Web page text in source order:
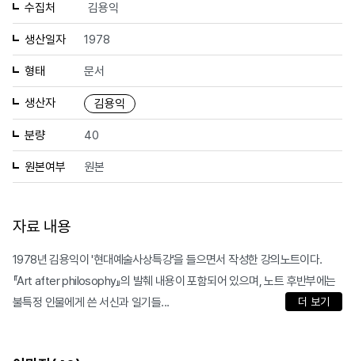
수집처 김용익
생산일자 1978
형태 문서
생산자 김용익
분량 40
원본여부 원본
자료 내용
1978년 김용익이 '현대예술사상특강'을 들으면서 작성한 강의노트이다.
『Art after philosophy』의 발췌 내용이 포함되어 있으며, 노트 후반부에는
불특정 인물에게 쓴 서신과 일기들...
더 보기